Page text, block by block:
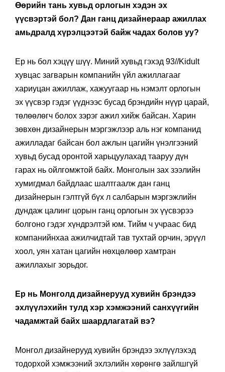
Өөрийн тань хувьд орлогын хэдэн эх
үүсвэртэй бол? Дан ганц дизайнераар ажиллах
амьдралд хүрэлцээтэй байж чадах болов уу?
Ер нь бол хэцүү шүү. Миний хувьд гэхэд 93//Kidult
хувцас загварын компанийн үйл ажиллагааг
хариуцан ажиллаж, хажуугаар нь нэмэлт орлогын
эх үүсвэр гэдэг үүднээс бусад брэндийн нүүр царай,
төлөөлөгч болох зэрэг ажил хийж байсан. Харин
зөвхөн дизайнерын мэргэжлээр аль нэг компанид
ажилладаг байсан бол ажлын цагийн үнэлгээний
хувьд бусад оронтой харьцуулахад тааруу дүн
гарах нь ойлгомжтой байх. Монголын зах зээлийн
хумигдмал байдлаас шалтгаалж дан ганц
дизайнерын гэлтгүй бүх л салбарын мэргэжлийн
дундаж цалинг цорын ганц орлогын эх үүсвэрээ
болгоно гэдэг хүндрэлтэй юм. Тийм ч учраас бид
компанийнхаа ажилчидтай тав тухтай орчин, эрүүл
хоол, уян хатан цагийн нөхцөлөөр хамтран
ажиллахыг зорьдог.
Ер нь Монголд дизайнерууд хувийн брэндээ
эхлүүлэхийн тулд хэр хэмжээний санхүүгийн
чадамжтай байх шаардлагатай вэ?
Монгол дизайнерууд хувийн брэндээ эхлүүлэхэд
тодорхой хэмжээний эхлэлийн хөрөнгө зайлшгүй